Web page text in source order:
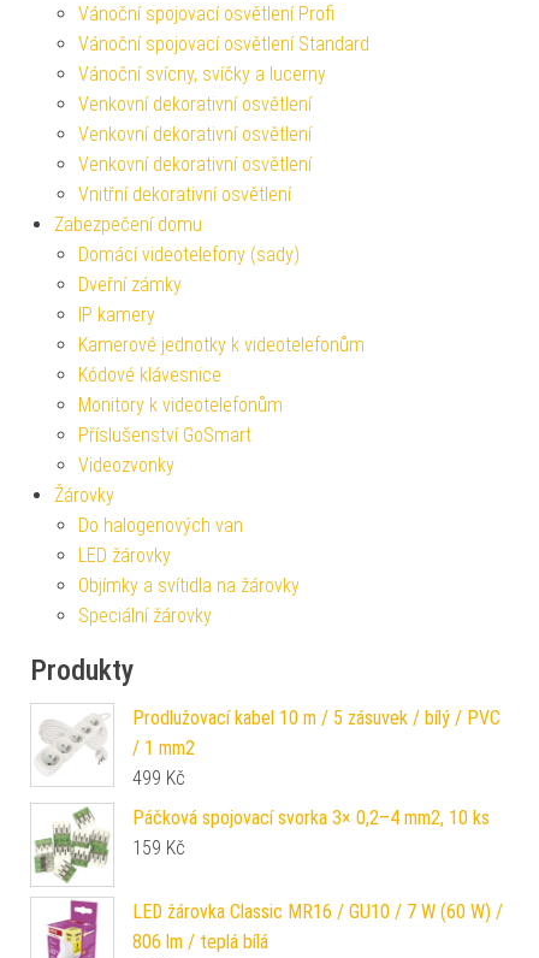
Vánoční spojovací osvětlení Profi
Vánoční spojovací osvětlení Standard
Vánoční svícny, svíčky a lucerny
Venkovní dekorativní osvětlení
Venkovní dekorativní osvětlení
Venkovní dekorativní osvětlení
Vnitřní dekorativní osvětlení
Zabezpečení domu
Domácí videotelefony (sady)
Dveřní zámky
IP kamery
Kamerové jednotky k videotelefonům
Kódové klávesnice
Monitory k videotelefonům
Příslušenství GoSmart
Videozvonky
Žárovky
Do halogenových van
LED žárovky
Objímky a svítidla na žárovky
Speciální žárovky
Produkty
Prodlužovací kabel 10 m / 5 zásuvek / bílý / PVC
/ 1 mm2
499 Kč
Páčková spojovací svorka 3× 0,2–4 mm2, 10 ks
159 Kč
LED žárovka Classic MR16 / GU10 / 7 W (60 W) /
806 lm / teplá bílá